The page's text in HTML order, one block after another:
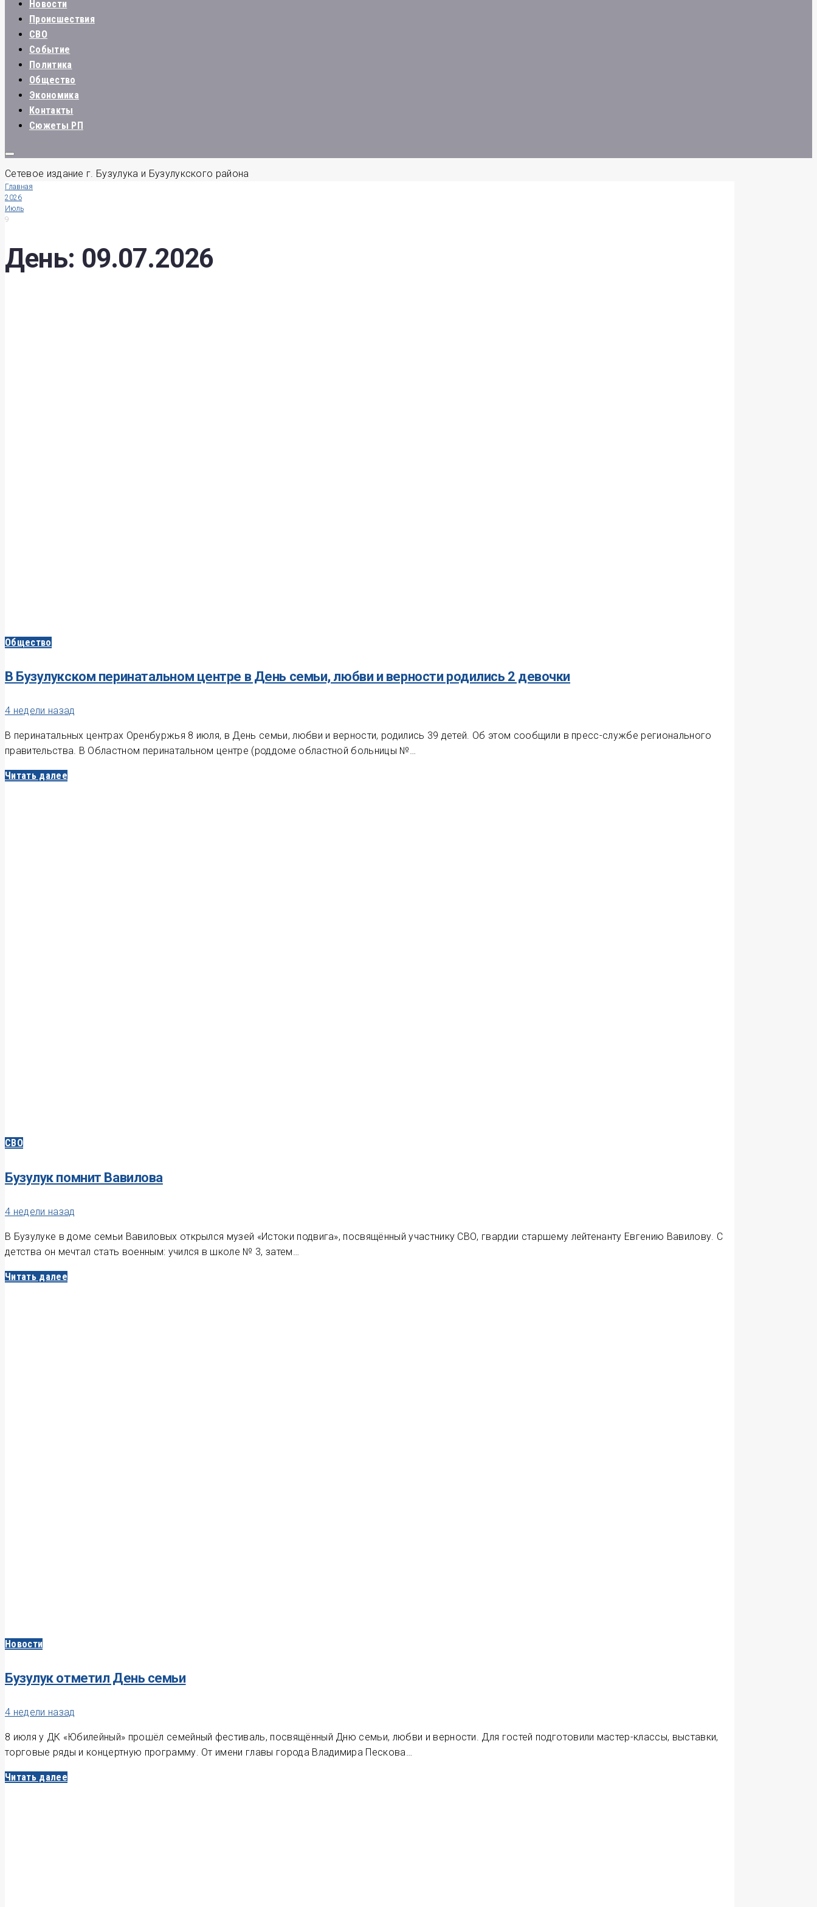
Новости
Происшествия
СВО
Событие
Политика
Общество
Экономика
Контакты
Сюжеты РП
Сетевое издание г. Бузулука и Бузулукского района
Главная
2026
Июль
9
День: 09.07.2026
Общество
В Бузулукском перинатальном центре в День семьи, любви и верности родились 2 девочки
4 недели назад
В перинатальных центрах Оренбуржья 8 июля, в День семьи, любви и верности, родились 39 детей. Об этом сообщили в пресс-службе регионального
правительства. В Областном перинатальном центре (роддоме областной больницы №…
Читать далее
СВО
Бузулук помнит Вавилова
4 недели назад
В Бузулуке в доме семьи Вавиловых открылся музей «Истоки подвига», посвящённый участнику СВО, гвардии старшему лейтенанту Евгению Вавилову. С
детства он мечтал стать военным: учился в школе № 3, затем…
Читать далее
Новости
Бузулук отметил День семьи
4 недели назад
8 июля у ДК «Юбилейный» прошёл семейный фестиваль, посвящённый Дню семьи, любви и верности. Для гостей подготовили мастер-классы, выставки,
торговые ряды и концертную программу. От имени главы города Владимира Пескова…
Читать далее